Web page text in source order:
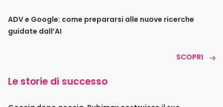
ADV e Google: come prepararsi alle nuove ricerche
guidate dall’AI
SCOPRI
Le storie di successo